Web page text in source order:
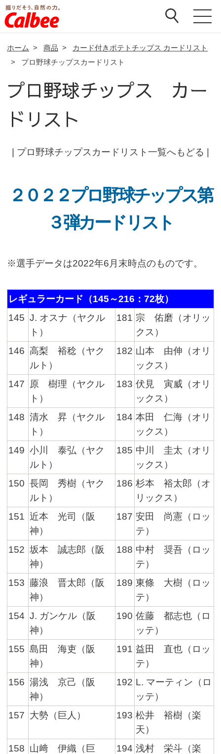
ホーム > 商品 >
カード付きポテトチップス カードリスト
>
プロ野球チップスカードリスト
プロ野球チップス カー
ドリスト
プロ野球チップスカードリスト一覧へもどる
２０２２プロ野球チップス第
３弾カードリスト
※選手データは2022年6月末時点のものです。
レギュラーカード（145～216：72枚）
145 J. オスナ（ヤクル
ト）
181 宗 佑磨（オリッ
クス）
146 高梨 裕稔（ヤク
ルト）
182 山本 由伸（オリ
ックス）
147
原 樹理（ヤクル
ト）
183 伏見 寅威（オリ
ックス）
148 清水 昇（ヤクル
ト）
184 本田 仁海（オリ
ックス）
149 小川 泰弘（ヤク
ルト）
185 中川 圭太（オリ
ックス）
150 長岡 秀樹（ヤク
ルト）
186 杉本 裕太郎（オ
リックス）
151 近本 光司（阪
神）
187 安田 尚憲（ロッ
テ）
152 坂本 誠志郎（阪
神）
188 中村 奨吾（ロッ
テ）
153 藤浪 晋太郎（阪
神）
189 東條 大樹（ロッ
テ）
154 J. ガンケル（阪
神）
190 佐藤 都志也（ロ
ッテ）
155 島田 海吏（阪
神）
191 益田 直也（ロッ
テ）
156 湯浅 京己（阪
神）
192 L. マーティン（ロ
ッテ）
157 大勢（巨人） 193 松井 裕樹（楽
天）
158 山﨑 伊織（巨
194 浅村 栄斗（楽